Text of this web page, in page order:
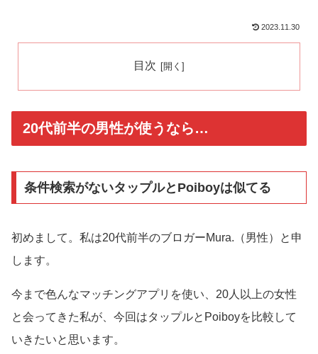
2023.11.30
目次
20代前半の男性が使うなら…
条件検索がないタップルとPoiboyは似てる
初めまして。私は20代前半のブロガーMura.（男性）と申
します。
今まで色んなマッチングアプリを使い、20人以上の女性
と会ってきた私が、今回はタップルとPoiboyを比較して
いきたいと思います。